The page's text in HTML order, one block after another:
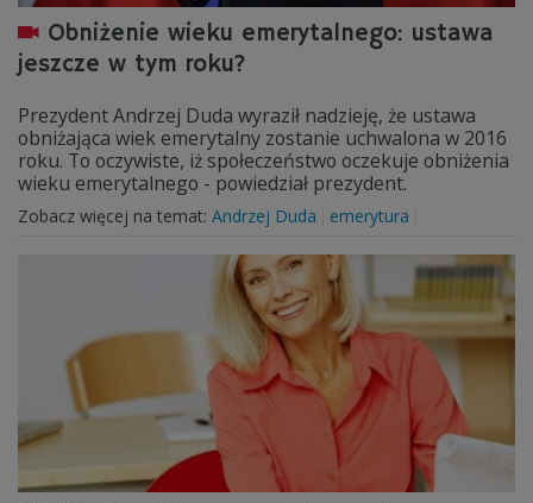
Obniżenie wieku emerytalnego: ustawa
jeszcze w tym roku?
Prezydent Andrzej Duda wyraził nadzieję, że ustawa
obniżająca wiek emerytalny zostanie uchwalona w 2016
roku. To oczywiste, iż społeczeństwo oczekuje obniżenia
wieku emerytalnego - powiedział prezydent.
Zobacz więcej na temat: Andrzej Duda emerytura